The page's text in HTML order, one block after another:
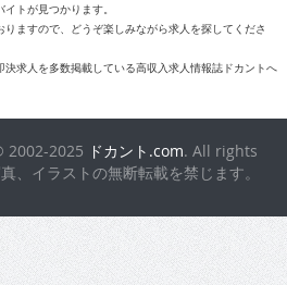
トが見つかります。
ますので、どうぞ楽しみながら求人を探してくださ
求人を多数掲載している高収入求人情報誌ドカントへ
2025 ドカント.com. All rights
イラストの無断転載を禁じます。